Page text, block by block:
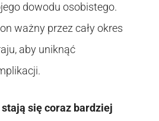
dowodu osobistego.
ważny przez cały okres
aby uniknąć
się coraz bardziej